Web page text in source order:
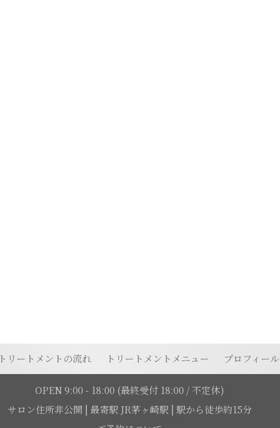
トリートメントの流れ トリートメントメニュー プロフィール
OPEN 9:00 - 18:00 (最終受付 18:00 / 不定休)
サロン住所非公開 | 最寄駅 JR茅ヶ崎駅 | 駅から徒歩約15分